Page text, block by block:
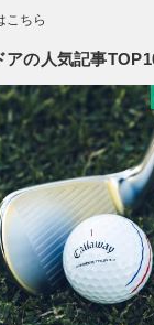
こちら
アの人気記事